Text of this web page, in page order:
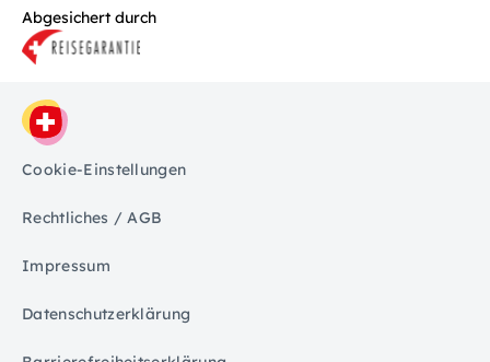
Abgesichert durch
Cookie-Einstellungen
Rechtliches / AGB
Impressum
Datenschutzerklärung